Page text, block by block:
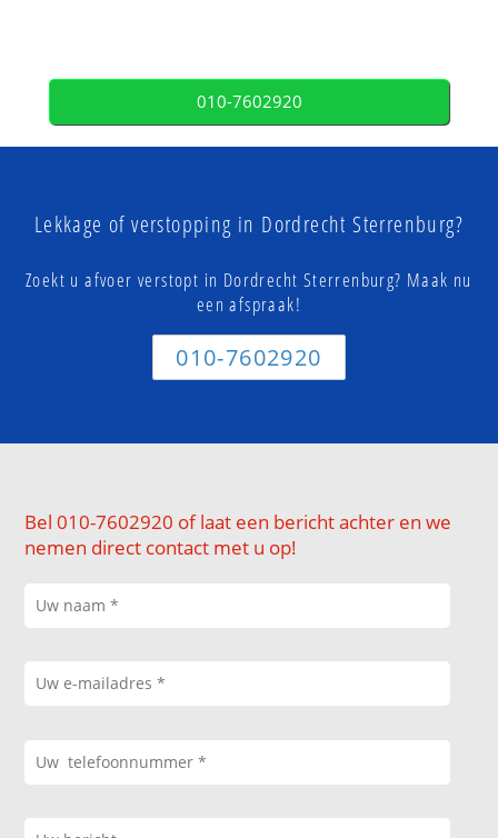
010-7602920
Lekkage of verstopping in Dordrecht Sterrenburg?
Zoekt u afvoer verstopt in Dordrecht Sterrenburg? Maak nu
een afspraak!
010-7602920
Bel 010-7602920 of laat een bericht achter en we
nemen direct contact met u op!